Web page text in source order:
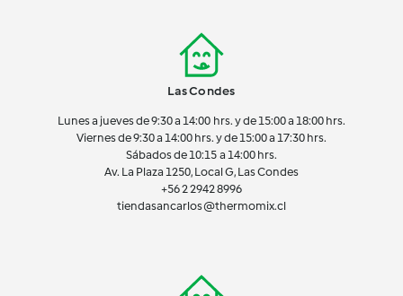
Las Condes
Lunes a jueves de 9:30 a 14:00 hrs. y de 15:00 a 18:00 hrs.
Viernes de 9:30 a 14:00 hrs. y de 15:00 a 17:30 hrs.
Sábados de 10:15 a 14:00 hrs.
Av. La Plaza 1250, Local G, Las Condes
+56 2 2942 8996
tiendasancarlos@thermomix.cl